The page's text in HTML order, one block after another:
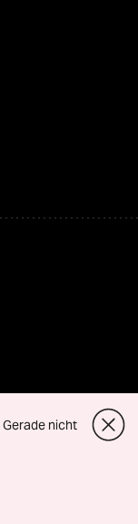
Gerade nicht